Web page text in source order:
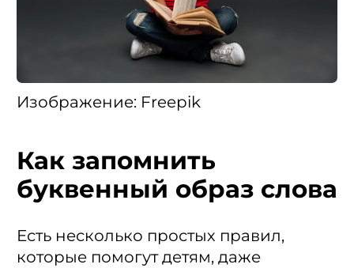
Изображение: Freepik
Как запомнить
буквенный образ слова
Есть несколько простых правил,
которые помогут детям, даже